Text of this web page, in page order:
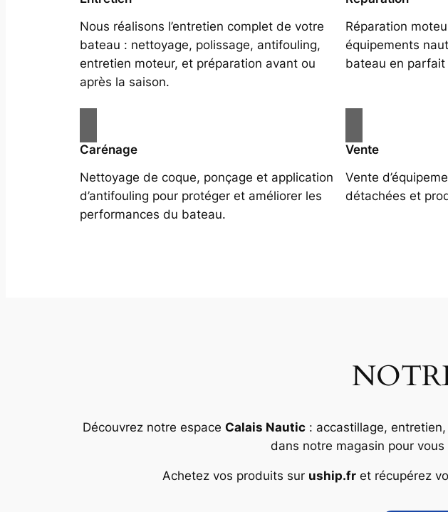
Nous réalisons l’entretien complet de votre
bateau : nettoyage, polissage, antifouling,
entretien moteur, et préparation avant ou
après la saison.
Réparation
équipements
bateau en parfait
Carénage
Nettoyage de coque, ponçage et application
d’antifouling pour protéger et améliorer les
performances du bateau.
Vente
Vente
détachées et
Découvrez notre espace Calais Nautic : accastillage,
dans notre magasin pour
Achetez vos produits sur uship.fr et récupérez